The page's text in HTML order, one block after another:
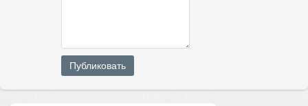
Публиковать